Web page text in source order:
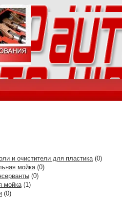
и очистители для пластика(0)
мойка(0)
(0)
мойка(1)
(0)